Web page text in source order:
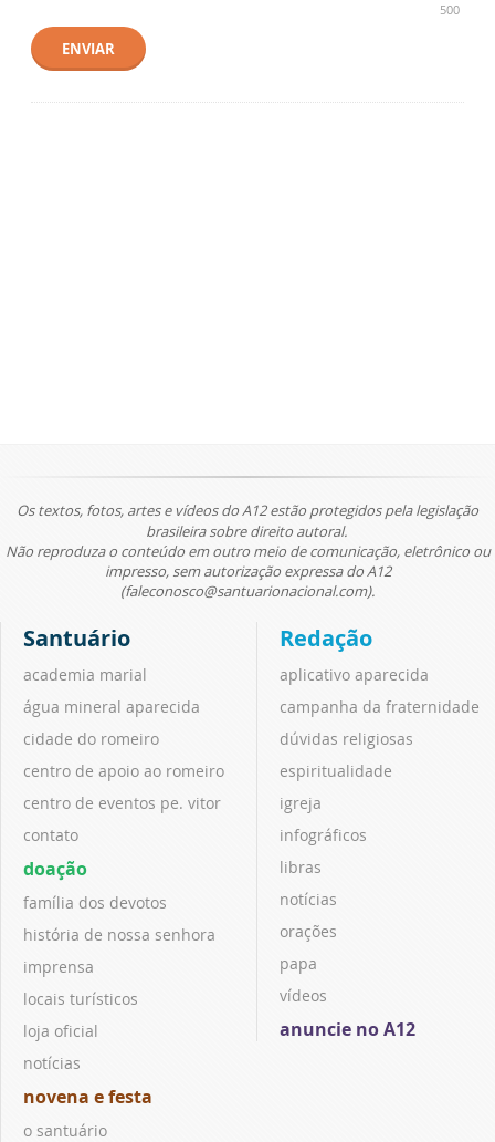
500
ENVIAR
Os textos, fotos, artes e vídeos do A12 estão protegidos pela legislação
brasileira sobre direito autoral.
Não reproduza o conteúdo em outro meio de comunicação, eletrônico ou
impresso, sem autorização expressa do A12
(faleconosco@santuarionacional.com).
Santuário
academia marial
água mineral aparecida
cidade do romeiro
centro de apoio ao romeiro
centro de eventos pe. vitor
contato
doação
família dos devotos
história de nossa senhora
imprensa
locais turísticos
loja oficial
notícias
novena e festa
o santuário
Redação
aplicativo aparecida
campanha da fraternidade
dúvidas religiosas
espiritualidade
igreja
infográficos
libras
notícias
orações
papa
vídeos
anuncie no A12